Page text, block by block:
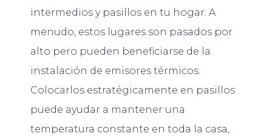
intermedios y pasillos en tu hogar. A
menudo, estos lugares son pasados por
alto pero pueden beneficiarse de la
instalación de emisores térmicos.
Colocarlos estratégicamente en pasillos
puede ayudar a mantener una
temperatura constante en toda la casa,